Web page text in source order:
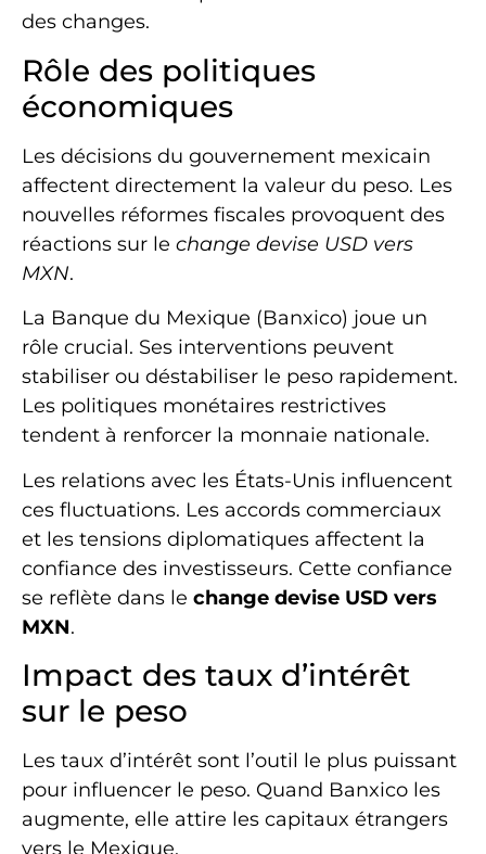
des changes.
Rôle des politiques
économiques
Les décisions du gouvernement mexicain
affectent directement la valeur du peso. Les
nouvelles réformes fiscales provoquent des
réactions sur le change devise USD vers
MXN.
La Banque du Mexique (Banxico) joue un
rôle crucial. Ses interventions peuvent
stabiliser ou déstabiliser le peso rapidement.
Les politiques monétaires restrictives
tendent à renforcer la monnaie nationale.
Les relations avec les États-Unis influencent
ces fluctuations. Les accords commerciaux
et les tensions diplomatiques affectent la
confiance des investisseurs. Cette confiance
se reflète dans le change devise USD vers
MXN.
Impact des taux d’intérêt
sur le peso
Les taux d’intérêt sont l’outil le plus puissant
pour influencer le peso. Quand Banxico les
augmente, elle attire les capitaux étrangers
vers le Mexique.